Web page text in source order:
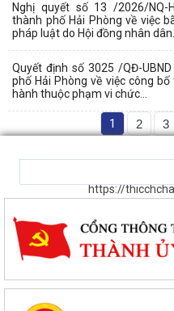
Nghị quyết số 13 /2026/NQ-
thành phố Hải Phòng về việc
pháp luật do Hội đồng nhân dân...
Quyết định số 3025 /QĐ-
phố Hải Phòng về việc công
hành thuộc phạm vi chức...
1 2 3
https://